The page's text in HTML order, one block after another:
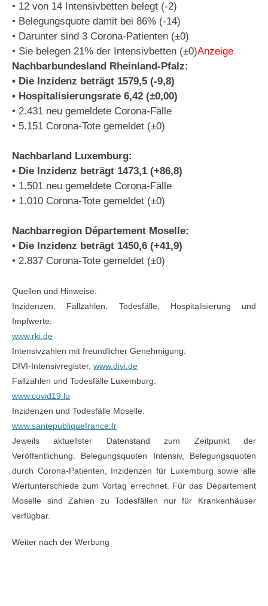
• 12 von 14 Intensivbetten belegt (-2)
• Belegungsquote damit bei 86% (-14)
• Darunter sind 3 Corona-Patienten (±0)
• Sie belegen 21% der Intensivbetten (±0)Anzeige
Nachbarbundesland Rheinland-Pfalz:
• Die Inzidenz beträgt 1579,5 (-9,8)
• Hospitalisierungsrate 6,42 (±0,00)
• 2.431 neu gemeldete Corona-Fälle
• 5.151 Corona-Tote gemeldet (±0)
Nachbarland Luxemburg:
• Die Inzidenz beträgt 1473,1 (+86,8)
• 1.501 neu gemeldete Corona-Fälle
• 1.010 Corona-Tote gemeldet (±0)
Nachbarregion Département Moselle:
• Die Inzidenz beträgt 1450,6 (+41,9)
• 2.837 Corona-Tote gemeldet (±0)
Quellen und Hinweise:
Inzidenzen, Fallzahlen, Todesfälle, Hospitalisierung und
Impfwerte:
www.rki.de
Intensivzahlen mit freundlicher Genehmigung:
DIVI-Intensivregister, www.divi.de
Fallzahlen und Todesfälle Luxemburg:
www.covid19.lu
Inzidenzen und Todesfälle Moselle:
www.santepubliquefrance.fr
Jeweils aktuellster Datenstand zum Zeitpunkt der
Veröffentlichung. Belegungsquoten Intensiv, Belegungsquoten
durch Corona-Patienten, Inzidenzen für Luxemburg sowie alle
Wertunterschiede zum Vortag errechnet. Für das Département
Moselle sind Zahlen zu Todesfällen nur für Krankenhäuser
verfügbar.
Weiter nach der Werbung